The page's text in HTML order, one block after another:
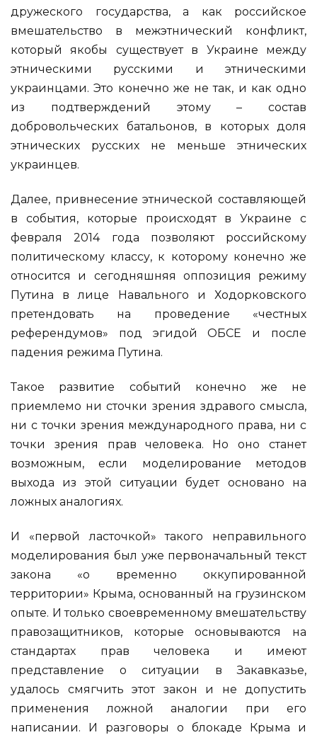
дружеского государства, а как российское
вмешательство в межэтнический конфликт,
который якобы существует в Украине между
этническими русскими и этническими
украинцами. Это конечно же не так, и как одно
из подтверждений этому – состав
добровольческих батальонов, в которых доля
этнических русских не меньше этнических
украинцев.
Далее, привнесение этнической составляющей
в события, которые происходят в Украине с
февраля 2014 года позволяют российскому
политическому классу, к которому конечно же
относится и сегодняшняя оппозиция режиму
Путина в лице Навального и Ходорковского
претендовать на проведение «честных
референдумов» под эгидой ОБСЕ и после
падения режима Путина.
Такое развитие событий конечно же не
приемлемо ни сточки зрения здравого смысла,
ни с точки зрения международного права, ни с
точки зрения прав человека. Но оно станет
возможным, если моделирование методов
выхода из этой ситуации будет основано на
ложных аналогиях.
И «первой ласточкой» такого неправильного
моделирования был уже первоначальный текст
закона «о временно оккупированной
территории» Крыма, основанный на грузинском
опыте. И только своевременному вмешательству
правозащитников, которые основываются на
стандартах прав человека и имеют
представление о ситуации в Закавказье,
удалось смягчить этот закон и не допустить
применения ложной аналогии при его
написании. И разговоры о блокаде Крыма и